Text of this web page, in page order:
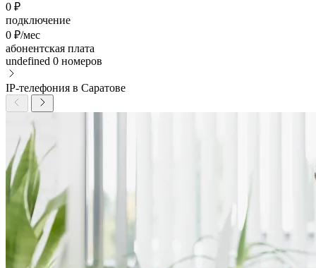
0 ₽
подключение
0 ₽/мес
абонентская плата
undefined 0 номеров
IP-телефония в Саратове